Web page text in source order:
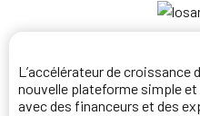
L’accélérateur de croissance
nouvelle plateforme simple
avec des financeurs et des